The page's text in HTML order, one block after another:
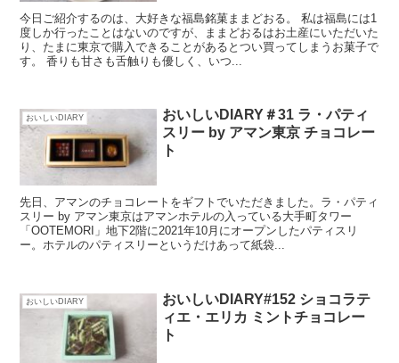
今日ご紹介するのは、大好きな福島銘菓ままどおる。 私は福島には1
度しか行ったことはないのですが、ままどおるはお土産にいただいた
り、たまに東京で購入できることがあるとつい買ってしまうお菓子で
す。 香りも甘さも舌触りも優しく、いつ...
おいしいDIARY
おいしいDIARY＃31 ラ・パティ
スリー by アマン東京 チョコレー
ト
先日、アマンのチョコレートをギフトでいただきました。ラ・パティ
スリー by アマン東京はアマンホテルの入っている大手町タワー
「OOTEMORI」地下2階に2021年10月にオープンしたパティスリ
ー。ホテルのパティスリーというだけあって紙袋...
おいしいDIARY
おいしいDIARY#152 ショコラテ
ィエ・エリカ ミントチョコレー
ト